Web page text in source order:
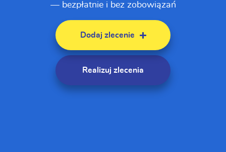
— bezpłatnie i bez zobowiązań
Dodaj zlecenie
Realizuj zlecenia